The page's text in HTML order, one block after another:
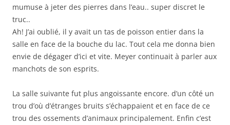
mumuse à jeter des pierres dans l’eau.. super discret le
truc..
Ah! J’ai oublié, il y avait un tas de poisson entier dans la
salle en face de la bouche du lac. Tout cela me donna bien
envie de dégager d’ici et vite. Meyer continuait à parler aux
manchots de son esprits.
La salle suivante fut plus angoissante encore. d’un côté un
trou d’où d’étranges bruits s’échappaient et en face de ce
trou des ossements d’animaux principalement. Enfin c’est